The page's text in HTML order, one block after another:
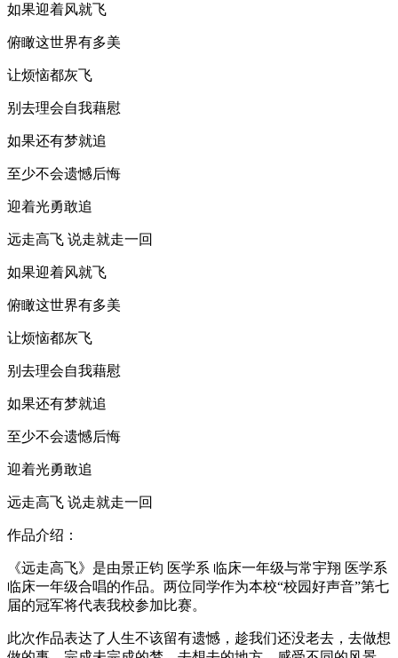
如果迎着风就飞
俯瞰这世界有多美
让烦恼都灰飞
别去理会自我藉慰
如果还有梦就追
至少不会遗憾后悔
迎着光勇敢追
远走高飞 说走就走一回
如果迎着风就飞
俯瞰这世界有多美
让烦恼都灰飞
别去理会自我藉慰
如果还有梦就追
至少不会遗憾后悔
迎着光勇敢追
远走高飞 说走就走一回
作品介绍：
《远走高飞》是由景正钧 医学系 临床一年级与常宇翔 医学系
临床一年级合唱的作品。两位同学作为本校“校园好声音”第七
届的冠军将代表我校参加比赛。
此次作品表达了人生不该留有遗憾，趁我们还没老去，去做想